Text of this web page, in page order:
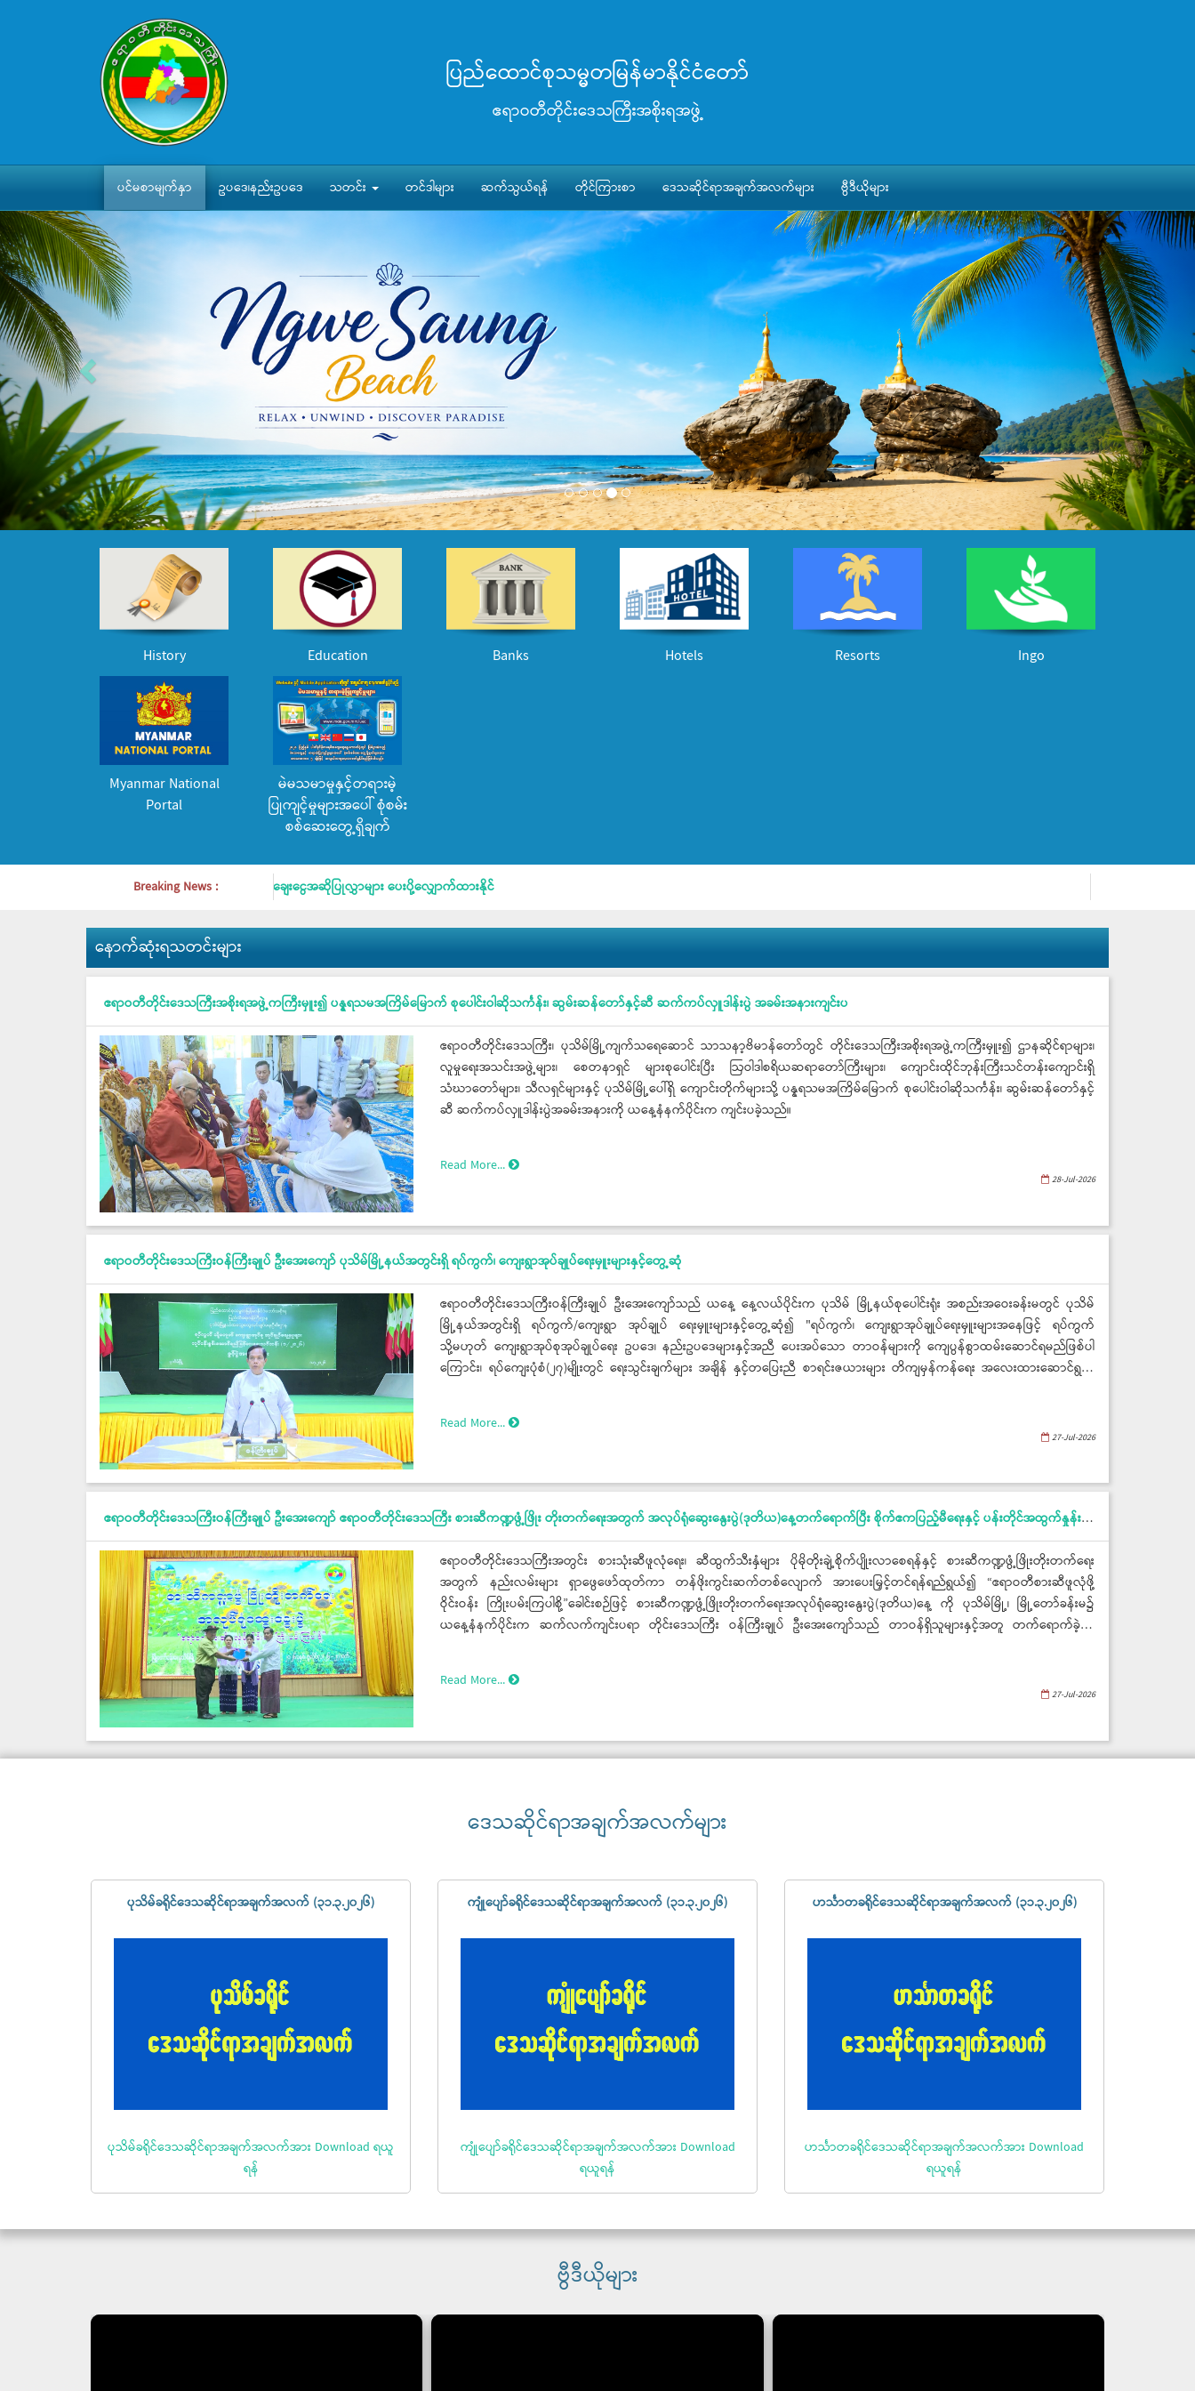
ပြည်ထောင်စုသမ္မတမြန်မာနိုင်ငံတော်
ဧရာဝတီတိုင်းဒေသကြီးအစိုးရအဖွဲ့
ပင်မစာမျက်နှာ ဥပဒေ၊နည်းဥပဒေ သတင်း တင်ဒါများ ဆက်သွယ်ရန် တိုင်ကြားစာ ဒေသဆိုင်ရာအချက်အလက်များ ဗွီဒီယိုများ
Previous Next
History Education Banks Hotels Resorts Ingo
Myanmar National
Portal
မဲမသမာမှုနှင့်တရားမဲ့
ပြုကျင့်မှုများအပေါ် စုံစမ်း
စစ်ဆေးတွေ့ရှိချက်
Breaking News :
ေးချေးငွေများ ထုတ်ချေးပေးလျက်ရှိရာ ချေးငွေအဆိုပြုလွှာများ ပေးပို့လျှောက်ထားနိုင်
နောက်ဆုံးရသတင်းများ
ဧရာဝတီတိုင်းဒေသကြီးအစိုးရအဖွဲ့ကကြီးမှူး၍ ပန္နရသမအကြိမ်မြောက် စုပေါင်းဝါဆိုသင်္ကန်း၊ ဆွမ်းဆန်တော်နှင့်ဆီ ဆက်ကပ်လှူဒါန်းပွဲ အခမ်းအနားကျင်းပ
ဧရာဝတီတိုင်းဒေသကြီး၊ ပုသိမ်မြို့ကျက်သရေဆောင် သာသနာ့ဗိမာန်တော်တွင် တိုင်းဒေသကြီးအစိုးရအဖွဲ့ကကြီးမှူး၍ ဌာနဆိုင်ရာများ၊
လူမှုရေးအသင်းအဖွဲ့များ၊ စေတနာရှင် များစုပေါင်းပြီး ဩဝါဒါစရိယဆရာတော်ကြီးများ၊ ကျောင်းထိုင်ဘုန်းကြီးသင်တန်းကျောင်းရှိ
သံဃာတော်များ၊ သီလရှင်များနှင့် ပုသိမ်မြို့ပေါ်ရှိ ကျောင်းတိုက်များသို့ ပန္နရသမအကြိမ်မြောက် စုပေါင်းဝါဆိုသင်္ကန်း၊ ဆွမ်းဆန်တော်နှင့်
ဆီ ဆက်ကပ်လှူဒါန်းပွဲအခမ်းအနားကို ယနေ့နံနက်ပိုင်းက ကျင်းပခဲ့သည်။
Read More...
28-Jul-2026
ဧရာဝတီတိုင်းဒေသကြီးဝန်ကြီးချုပ် ဦးအေးကျော် ပုသိမ်မြို့နယ်အတွင်းရှိ ရပ်ကွက်၊ ကျေးရွာအုပ်ချုပ်ရေးမှူးများနှင့်တွေ့ဆုံ
ဧရာဝတီတိုင်းဒေသကြီးဝန်ကြီးချုပ် ဦးအေးကျော်သည် ယနေ့ နေ့လယ်ပိုင်းက ပုသိမ် မြို့နယ်စုပေါင်းရုံး အစည်းအဝေးခန်းမတွင် ပုသိမ်
မြို့နယ်အတွင်းရှိ ရပ်ကွက်/ကျေးရွာ အုပ်ချုပ် ရေးမှူးများနှင့်တွေ့ဆုံ၍ "ရပ်ကွက်၊ ကျေးရွာအုပ်ချုပ်ရေးမှူးများအနေဖြင့် ရပ်ကွက်
သို့မဟုတ် ကျေးရွာအုပ်စုအုပ်ချုပ်ရေး ဥပဒေ၊ နည်းဥပဒေများနှင့်အညီ ပေးအပ်သော တာဝန်များကို ကျေပွန်စွာထမ်းဆောင်ရမည်ဖြစ်ပါ
ကြောင်း၊ ရပ်ကျေးပုံစံ(၂၇)မျိုးတွင် ရေးသွင်းချက်များ အချိန် နှင့်တပြေးညီ စာရင်းဇယားများ တိကျမှန်ကန်ရေး အလေးထားဆောင်ရွက်
Read More...
27-Jul-2026
ဧရာဝတီတိုင်းဒေသကြီးဝန်ကြီးချုပ် ဦးအေးကျော် ဧရာဝတီတိုင်းဒေသကြီး စားဆီကဏ္ဍဖွံ့ဖြိုး တိုးတက်ရေးအတွက် အလုပ်ရုံဆွေးနွေးပွဲ(ဒုတိယ)နေ့တက်ရောက်ပြီး စိုက်ဧကပြည့်မီရေးနှင့် ပန်းတိုင်အထွက်နှုန်းရောက်ရှိရေး စီမံကိန်းတာဝန်ပေးအပ်
ဧရာဝတီတိုင်းဒေသကြီးအတွင်း စားသုံးဆီဖူလုံရေး၊ ဆီထွက်သီးနှံများ ပိုမိုတိုးချဲ့စိုက်ပျိုးလာစေရန်နှင့် စားဆီကဏ္ဍဖွံ့ဖြိုးတိုးတက်ရေး
အတွက် နည်းလမ်းများ ရှာဖွေဖော်ထုတ်ကာ တန်ဖိုးကွင်းဆက်တစ်လျောက် အားပေးမြှင့်တင်ရန်ရည်ရွယ်၍ “ဧရာဝတီစားဆီဖူလုံဖို့
ဝိုင်းဝန်း ကြိုးပမ်းကြပါစို့”ခေါင်းစဉ်ဖြင့် စားဆီကဏ္ဍဖွံ့ဖြိုးတိုးတက်ရေးအလုပ်ရုံဆွေးနွေးပွဲ(ဒုတိယ)နေ့ ကို ပုသိမ်မြို့၊ မြို့တော်ခန်းမ၌
ယနေ့နံနက်ပိုင်းက ဆက်လက်ကျင်းပရာ တိုင်းဒေသကြီး ဝန်ကြီးချုပ် ဦးအေးကျော်သည် တာဝန်ရှိသူများနှင့်အတူ တက်ရောက်ခဲ့ပြီး
Read More...
27-Jul-2026
ဒေသဆိုင်ရာအချက်အလက်များ
ပုသိမ်ခရိုင်ဒေသဆိုင်ရာအချက်အလက် (၃၁.၃.၂၀၂၆)
ပုသိမ်ခရိုင်ဒေသဆိုင်ရာအချက်အလက်အား Download ရယူ
ရန်
ကျုံပျော်ခရိုင်ဒေသဆိုင်ရာအချက်အလက် (၃၁.၃.၂၀၂၆)
ကျုံပျော်ခရိုင်ဒေသဆိုင်ရာအချက်အလက်အား Download
ရယူရန်
ဟင်္သာတခရိုင်ဒေသဆိုင်ရာအချက်အလက် (၃၁.၃.၂၀၂၆)
ဟင်္သာတခရိုင်ဒေသဆိုင်ရာအချက်အလက်အား Download
ရယူရန်
ဗွီဒီယိုများ